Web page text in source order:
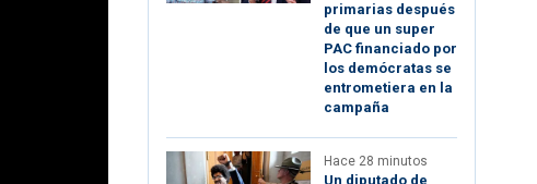
primarias después
de que un super
PAC financiado por
los demócratas se
entrometiera en la
campaña
Hace 28 minutos
Un diputado de